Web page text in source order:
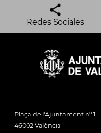
Redes Sociales
Plaça de l'Ajuntament nº 1
46002 València